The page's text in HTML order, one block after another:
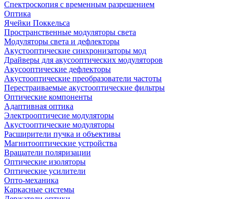
Спектроскопия с временным разрешением
Оптика
Ячейки Поккельса
Пространственные модуляторы света
Модуляторы света и дефлекторы
Акустооптические синхронизаторы мод
Драйверы для акусооптических модуляторов
Акусооптические дефлекторы
Акустооптические преобразователи частоты
Перестраиваемые акустооптические фильтры
Оптические компоненты
Адаптивная оптика
Электрооптичесие модуляторы
Акустооптические модуляторы
Расширители пучка и объективы
Магнитооптические устройства
Вращатели поляризации
Оптические изоляторы
Оптические усилители
Опто-механика
Каркасные системы